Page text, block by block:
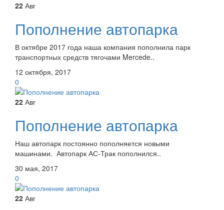
22 Авг
Пополнение автопарка
В октябре 2017 года наша компания пополнила парк
транспортных средств тягочами Mercede..
12 октября, 2017
0
22 Авг
Пополнение автопарка
Наш автопарк постоянно пополняется новыми
машинами. Автопарк АС-Трак пополнился..
30 мая, 2017
0
22 Авг